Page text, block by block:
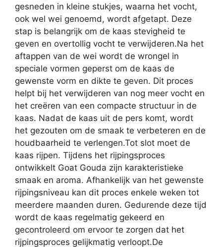
gesneden in kleine stukjes, waarna het vocht,
ook wel wei genoemd, wordt afgetapt. Deze
stap is belangrijk om de kaas stevigheid te
geven en overtollig vocht te verwijderen.Na het
aftappen van de wei wordt de wrongel in
speciale vormen geperst om de kaas de
gewenste vorm en dikte te geven. Dit proces
helpt bij het verwijderen van nog meer vocht en
het creëren van een compacte structuur in de
kaas. Nadat de kaas uit de pers komt, wordt
het gezouten om de smaak te verbeteren en de
houdbaarheid te verlengen.Tot slot moet de
kaas rijpen. Tijdens het rijpingsproces
ontwikkelt Goat Gouda zijn karakteristieke
smaak en aroma. Afhankelijk van het gewenste
rijpingsniveau kan dit proces enkele weken tot
meerdere maanden duren. Gedurende deze tijd
wordt de kaas regelmatig gekeerd en
gecontroleerd om ervoor te zorgen dat het
rijpingsproces gelijkmatig verloopt.De